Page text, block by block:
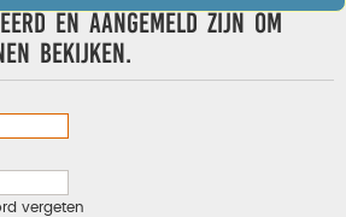
en aangemeld zijn om
bekijken.
vergeten